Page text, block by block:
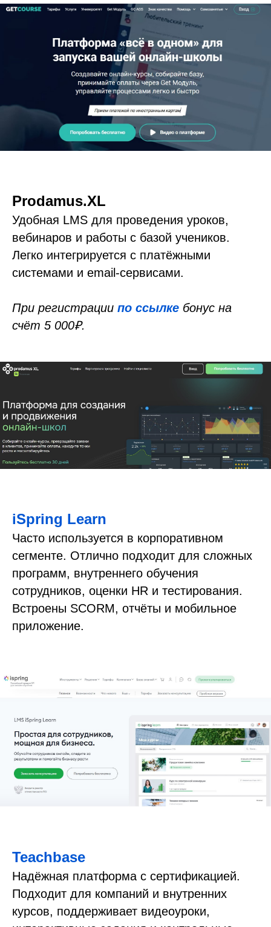
Prodamus.XL
Удобная LMS для проведения уроков,
вебинаров и работы с базой учеников.
Легко интегрируется с платёжными
системами и email-сервисами.
При регистрации по ссылке бонус на
счёт 5 000₽.
iSpring Learn
Часто используется в корпоративном
сегменте. Отлично подходит для сложных
программ, внутреннего обучения
сотрудников, оценки HR и тестирования.
Встроены SCORM, отчёты и мобильное
приложение.
Teachbase
Надёжная платформа с сертификацией.
Подходит для компаний и внутренних
курсов, поддерживает видеоуроки,